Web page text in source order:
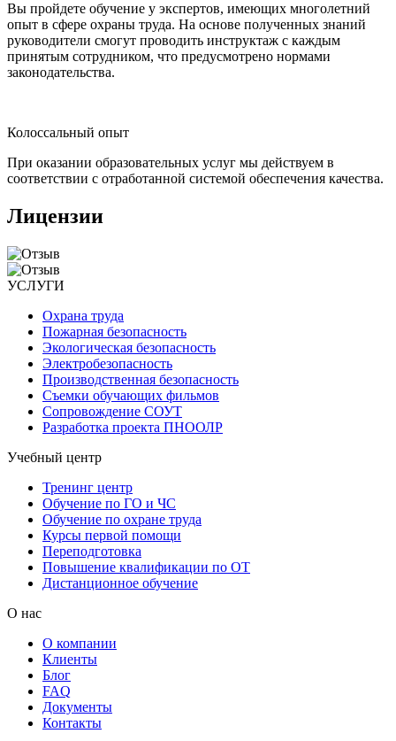
Вы пройдете обучение у экспертов, имеющих многолетний
опыт в сфере охраны труда. На основе полученных знаний
руководители смогут проводить инструктаж с каждым
принятым сотрудником, что предусмотрено нормами
законодательства.
Колоссальный опыт
При оказании образовательных услуг мы действуем в
соответствии с отработанной системой обеспечения качества.
Лицензии
УСЛУГИ
Охрана труда
Пожарная безопасность
Экологическая безопасность
Электробезопасность
Производственная безопасность
Съемки обучающих фильмов
Сопровождение СОУТ
Разработка проекта ПНООЛР
Учебный центр
Тренинг центр
Обучение по ГО и ЧС
Обучение по охране труда
Курсы первой помощи
Переподготовка
Повышение квалификации по ОТ
Дистанционное обучение
О нас
О компании
Клиенты
Блог
FAQ
Документы
Контакты